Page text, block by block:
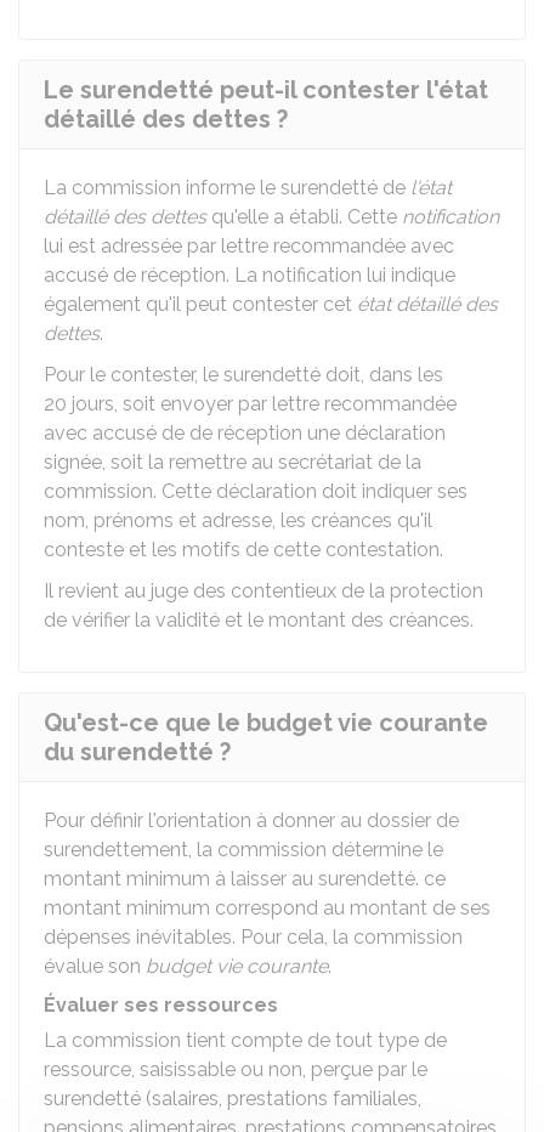
Le surendetté peut-il contester l'état
détaillé des dettes ?
La commission informe le surendetté de l'état
détaillé des dettesqu'elle a établi. Cette notification
lui est adressée par lettre recommandée avec
accusé de réception. La notification lui indique
également qu'il peut contester cet état détaillé des
dettes.
Pour le contester, le surendetté doit, dans les
20 jours, soit envoyer par lettre recommandée
avec accusé de de réception une déclaration
signée, soit la remettre au secrétariat de la
commission. Cette déclaration doit indiquer ses
nom, prénoms et adresse, les créances qu'il
conteste et les motifs de cette contestation.
Il revient au juge des contentieux de la protection
de vérifier la validité et le montant des créances.
Qu'est-ce que le budget vie courante
du surendetté ?
Pour définir l'orientation à donner au dossier de
surendettement, la commission détermine le
montant minimum à laisser au surendetté. ce
montant minimum correspond au montant de ses
dépenses inévitables. Pour cela, la commission
évalue son budget vie courante.
Évaluer ses ressources
La commission tient compte de tout type de
ressource, saisissable ou non, perçue par le
surendetté (salaires, prestations familiales,